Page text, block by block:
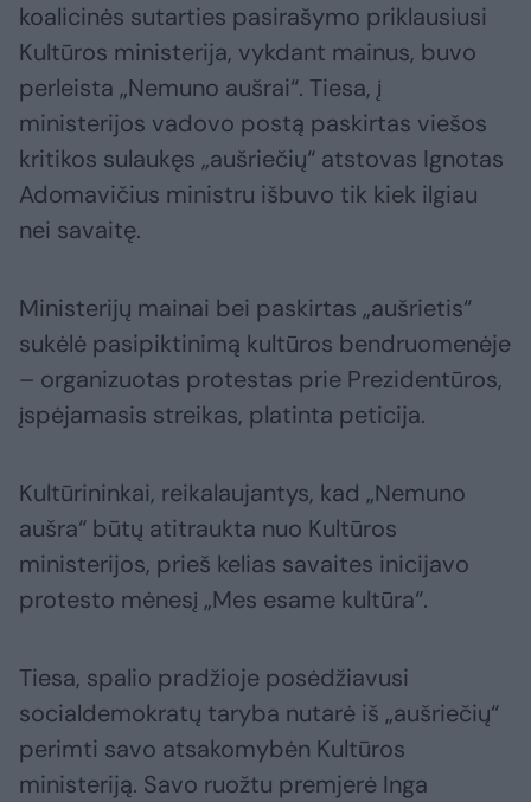
koalicinės sutarties pasirašymo priklausiusi
Kultūros ministerija, vykdant mainus, buvo
perleista „Nemuno aušrai“. Tiesa, į
ministerijos vadovo postą paskirtas viešos
kritikos sulaukęs „aušriečių“ atstovas Ignotas
Adomavičius ministru išbuvo tik kiek ilgiau
nei savaitę.
Ministerijų mainai bei paskirtas „aušrietis“
sukėlė pasipiktinimą kultūros bendruomenėje
– organizuotas protestas prie Prezidentūros,
įspėjamasis streikas, platinta peticija.
Kultūrininkai, reikalaujantys, kad „Nemuno
aušra“ būtų atitraukta nuo Kultūros
ministerijos, prieš kelias savaites inicijavo
protesto mėnesį „Mes esame kultūra“.
Tiesa, spalio pradžioje posėdžiavusi
socialdemokratų taryba nutarė iš „aušriečių“
perimti savo atsakomybėn Kultūros
ministeriją. Savo ruožtu premjerė Inga